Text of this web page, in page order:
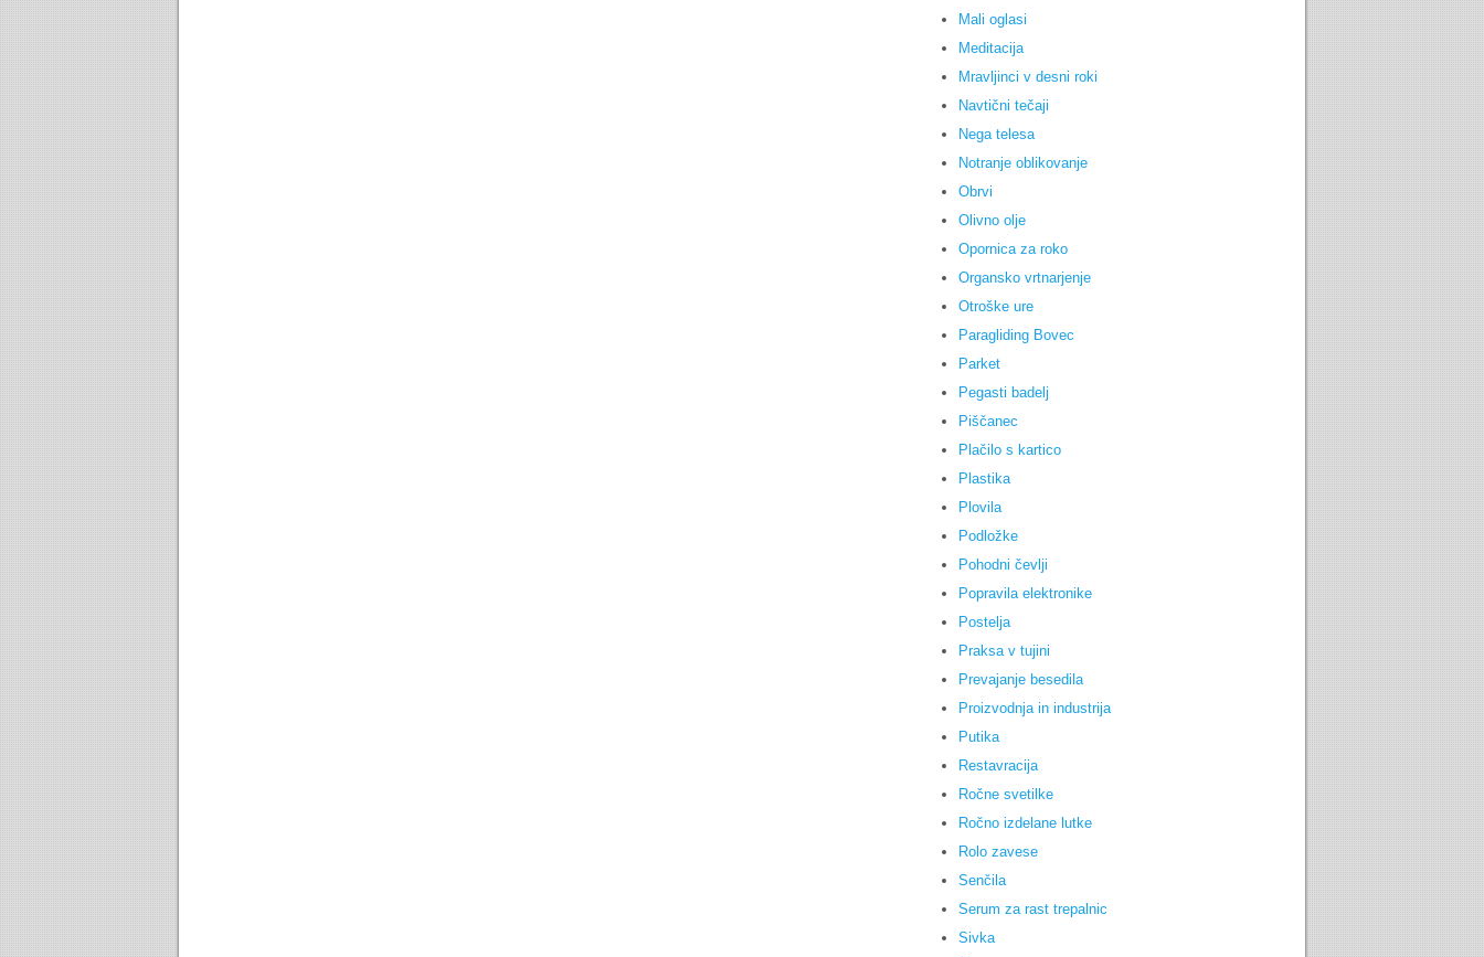
Mali oglasi
Meditacija
Mravljinci v desni roki
Navtični tečaji
Nega telesa
Notranje oblikovanje
Obrvi
Olivno olje
Opornica za roko
Organsko vrtnarjenje
Otroške ure
Paragliding Bovec
Parket
Pegasti badelj
Piščanec
Plačilo s kartico
Plastika
Plovila
Podložke
Pohodni čevlji
Popravila elektronike
Postelja
Praksa v tujini
Prevajanje besedila
Proizvodnja in industrija
Putika
Restavracija
Ročne svetilke
Ročno izdelane lutke
Rolo zavese
Senčila
Serum za rast trepalnic
Sivka